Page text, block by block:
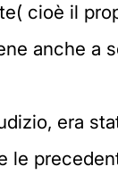
cioè il
anche a
era
le